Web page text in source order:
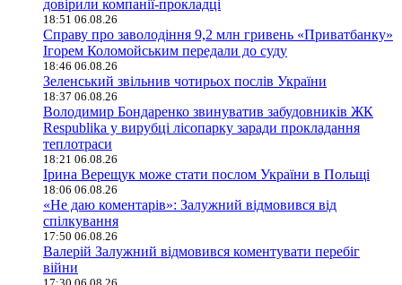
довірили компанії-прокладці
18:51 06.08.26
Справу про заволодіння 9,2 млн гривень «Приватбанку»
Ігорем Коломойським передали до суду
18:46 06.08.26
Зеленський звільнив чотирьох послів України
18:37 06.08.26
Володимир Бондаренко звинуватив забудовників ЖК
Respublika у вирубці лісопарку заради прокладання
теплотраси
18:21 06.08.26
Ірина Верещук може стати послом України в Польщі
18:06 06.08.26
«Не даю коментарів»: Залужний відмовився від
спілкування
17:50 06.08.26
Валерій Залужний відмовився коментувати перебіг
війни